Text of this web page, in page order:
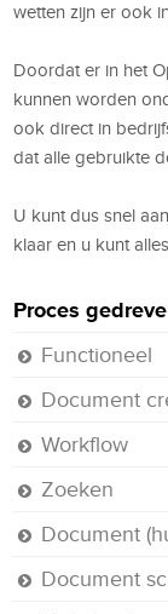
wetten zijn er ook
Doordat er in het
kunnen worden
ook direct in
dat alle gebruikte
U kunt dus snel
klaar en u kunt
Proces
Functioneel
Document
Workflow
Zoeken
Document
Document